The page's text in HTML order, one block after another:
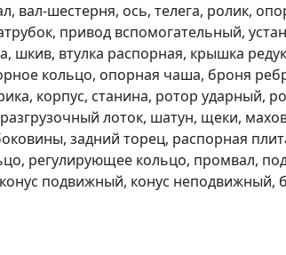
вал-шестерня, ось, телега, ролик,
привод вспомогательный,
втулка распорная, крышка
кольцо, опорная чаша, броня
корпус, станина, ротор ударный,
лоток, шатун, щеки,
задний торец, распорная
регулирующее кольцо, промвал,
подвижный, конус неподвижный,